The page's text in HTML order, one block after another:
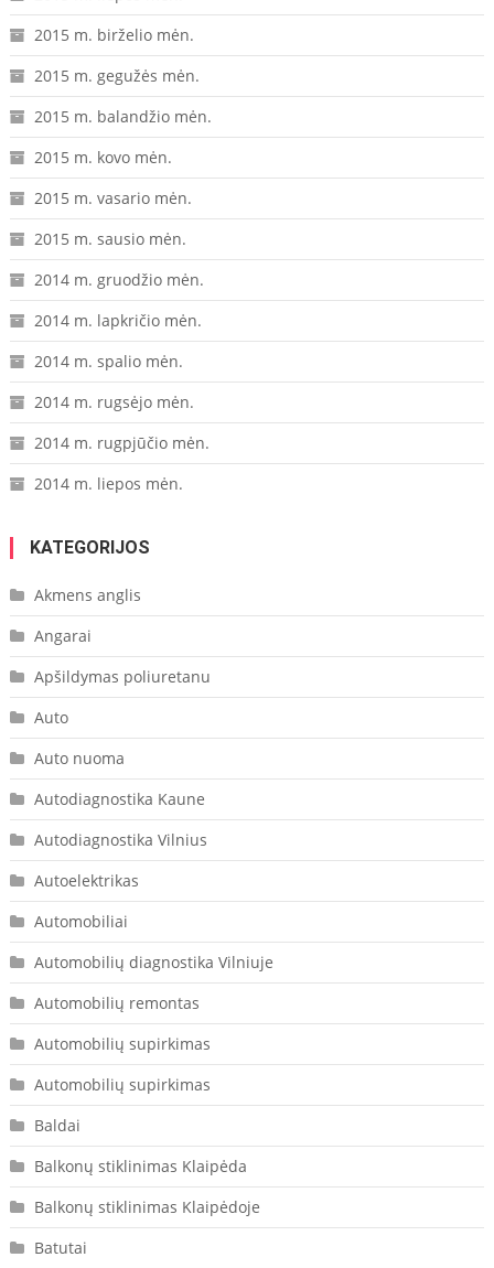
2015 m. birželio mėn.
2015 m. gegužės mėn.
2015 m. balandžio mėn.
2015 m. kovo mėn.
2015 m. vasario mėn.
2015 m. sausio mėn.
2014 m. gruodžio mėn.
2014 m. lapkričio mėn.
2014 m. spalio mėn.
2014 m. rugsėjo mėn.
2014 m. rugpjūčio mėn.
2014 m. liepos mėn.
KATEGORIJOS
Akmens anglis
Angarai
Apšildymas poliuretanu
Auto
Auto nuoma
Autodiagnostika Kaune
Autodiagnostika Vilnius
Autoelektrikas
Automobiliai
Automobilių diagnostika Vilniuje
Automobilių remontas
Automobilių supirkimas
Automobilių supirkimas
Baldai
Balkonų stiklinimas Klaipėda
Balkonų stiklinimas Klaipėdoje
Batutai